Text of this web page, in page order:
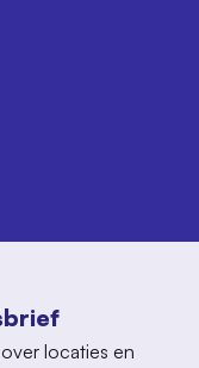
locaties en